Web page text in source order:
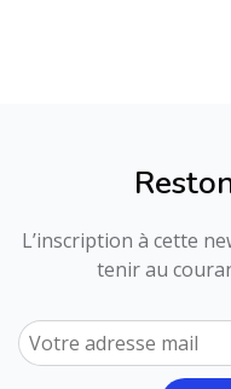
L’inscription à cette
tenir au